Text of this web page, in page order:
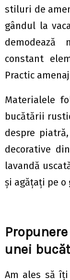
stiluri de
gândul la
constant
Practic
Materialele
bucătării
despre
decorative
lavandă
și agățați pe o
unei
Am ales să